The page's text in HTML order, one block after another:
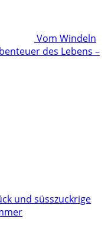
Vom Windeln
des Lebens –
und süsszuckrige